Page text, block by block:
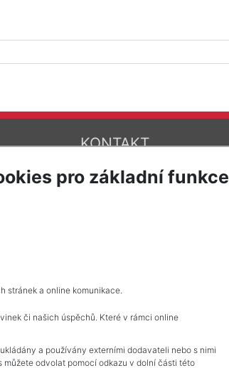
KONTAKT
Pražské reality
Budějovická 778/3
pro základní funkce
stránek a online komunikace.
či našich úspěchů. Které v rámci online
a používány externími dodavateli nebo s nimi
odvolat pomocí odkazu v dolní části této